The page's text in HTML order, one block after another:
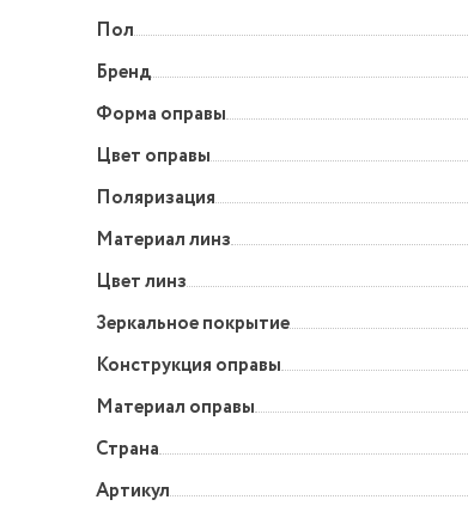
Пол
Бренд
Форма оправы
Цвет оправы
Поляризация
Материал линз
Цвет линз
Зеркальное покрытие
Конструкция оправы
Материал оправы
Страна
Артикул